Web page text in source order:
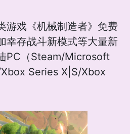
游戏《机械制造者》免费
幸存战斗新模式等大量新
PC（Steam/Microsoft
Series X|S/Xbox